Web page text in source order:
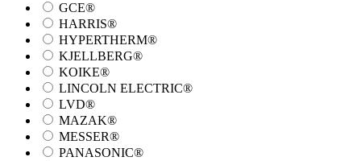
GCE®
HARRIS®
HYPERTHERM®
KJELLBERG®
KOIKE®
LINCOLN ELECTRIC®
LVD®
MAZAK®
MESSER®
PANASONIC®